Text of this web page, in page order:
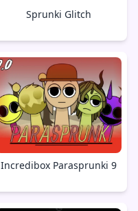
Sprunki Glitch
Incredibox Parasprunki 9